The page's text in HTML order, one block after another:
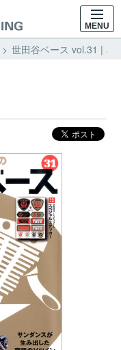
MENU
世田谷ベース vol.31 | ネ